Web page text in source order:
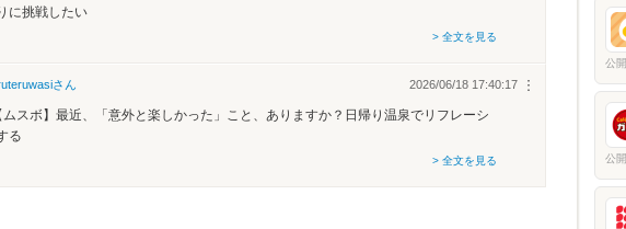
に挑戦したい
> 全文を見る
さん ︙
2026/06/18 17:40:17
ムスボ】最近、「意外と楽しかった」こと、ありますか？日帰り温泉でリフレーシ
る
> 全文を見る
公開
公開